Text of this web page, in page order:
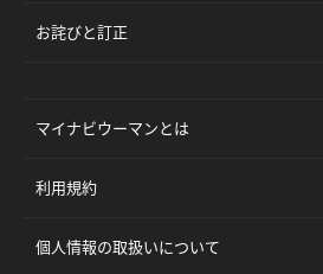
お詫びと訂正
マイナビウーマンとは
利用規約
個人情報の取扱いについて